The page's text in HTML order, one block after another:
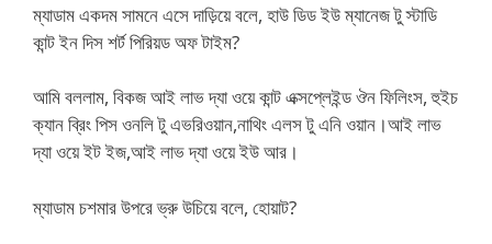
ম্যাডাম একদম সামনে এসে দাড়িয়ে বলে, হাউ ডিড ইউ ম্যানেজ টু স্টাডি
কান্ট ইন দিস শর্ট পিরিয়ড অফ টাইম?
আমি বললাম, বিকজ আই লাভ দ্যা ওয়ে কান্ট এক্সপ্লেইন্ড ঔন ফিলিংস, হুইচ
ক্যান ব্রিং পিস ওনলি টু এভরিওয়ান,নাথিং এলস টু এনি ওয়ান।আই লাভ
দ্যা ওয়ে ইট ইজ,আই লাভ দ্যা ওয়ে ইউ আর।
ম্যাডাম চশমার উপরে ভ্রু উচিয়ে বলে, হোয়াট?